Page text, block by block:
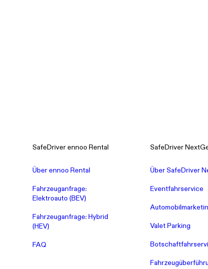
SafeDriver ennoo Rental
Über ennoo Rental
Fahrzeuganfrage:
Elektroauto (BEV)
Fahrzeuganfrage: Hybrid
(HEV)
FAQ
SafeDriver
Über SafeDriver
Eventfahrservice
Valet Parking